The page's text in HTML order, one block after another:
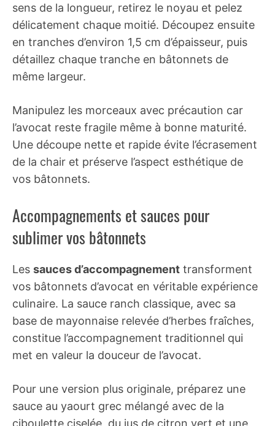
sens de la longueur, retirez le noyau et pelez
délicatement chaque moitié. Découpez ensuite
en tranches d’environ 1,5 cm d’épaisseur, puis
détaillez chaque tranche en bâtonnets de
même largeur.
Manipulez les morceaux avec précaution car
l’avocat reste fragile même à bonne maturité.
Une découpe nette et rapide évite l’écrasement
de la chair et préserve l’aspect esthétique de
vos bâtonnets.
Accompagnements et sauces pour
sublimer vos bâtonnets
Les sauces d’accompagnement transforment
vos bâtonnets d’avocat en véritable expérience
culinaire. La sauce ranch classique, avec sa
base de mayonnaise relevée d’herbes fraîches,
constitue l’accompagnement traditionnel qui
met en valeur la douceur de l’avocat.
Pour une version plus originale, préparez une
sauce au yaourt grec mélangé avec de la
ciboulette ciselée, du jus de citron vert et une